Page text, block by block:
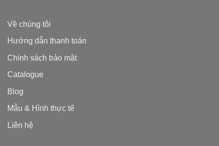
Về chúng tôi
Hướng dẫn thanh toán
Chính sách bảo mật
Catalogue
Blog
Mẫu & Hình thực tế
Liên hệ